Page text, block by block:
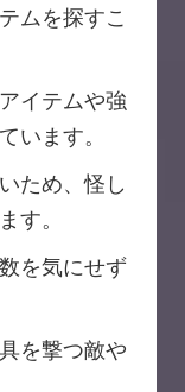
ムを探すこ
イテムや強
います。
ため、怪し
す。
を気にせず
を撃つ敵や